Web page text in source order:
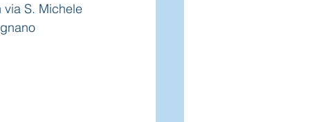
via S. Michele